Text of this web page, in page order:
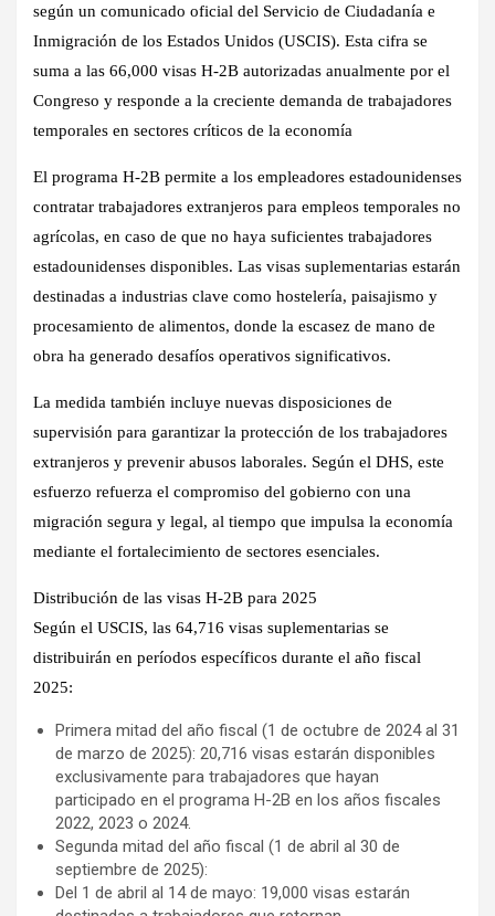
según un comunicado oficial del Servicio de Ciudadanía e
Inmigración de los Estados Unidos (USCIS). Esta cifra se
suma a las 66,000 visas H-2B autorizadas anualmente por el
Congreso y responde a la creciente demanda de trabajadores
temporales en sectores críticos de la economía
El programa H-2B permite a los empleadores estadounidenses
contratar trabajadores extranjeros para empleos temporales no
agrícolas, en caso de que no haya suficientes trabajadores
estadounidenses disponibles. Las visas suplementarias estarán
destinadas a industrias clave como hostelería, paisajismo y
procesamiento de alimentos, donde la escasez de mano de
obra ha generado desafíos operativos significativos.
La medida también incluye nuevas disposiciones de
supervisión para garantizar la protección de los trabajadores
extranjeros y prevenir abusos laborales. Según el DHS, este
esfuerzo refuerza el compromiso del gobierno con una
migración segura y legal, al tiempo que impulsa la economía
mediante el fortalecimiento de sectores esenciales.
Distribución de las visas H-2B para 2025
Según el USCIS, las 64,716 visas suplementarias se
distribuirán en períodos específicos durante el año fiscal
2025:
Primera mitad del año fiscal (1 de octubre de 2024 al 31
de marzo de 2025): 20,716 visas estarán disponibles
exclusivamente para trabajadores que hayan
participado en el programa H-2B en los años fiscales
2022, 2023 o 2024.
Segunda mitad del año fiscal (1 de abril al 30 de
septiembre de 2025):
Del 1 de abril al 14 de mayo: 19,000 visas estarán